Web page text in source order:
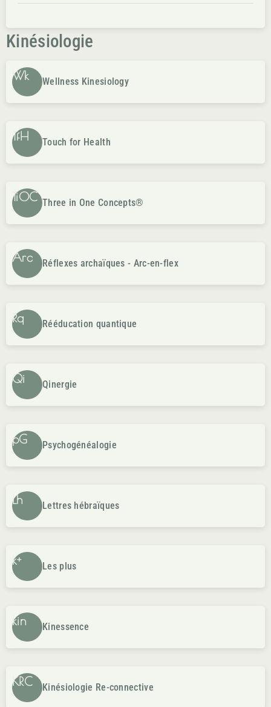
Kinésiologie
Wk Wellness Kinesiology
TfH Touch for Health
TiOC Three in One Concepts®
Arc Réflexes archaïques - Arc-en-flex
Rq Rééducation quantique
Qi Qinergie
pG Psychogénéalogie
Lh Lettres hébraïques
k+ Les plus
kin Kinessence
KRC Kinésiologie Re-connective
données du Yi King pour ramener l’équilibre dans le flux
vital, le Chi. Elle vous permettra aussi, grâce au test
fabrication, la distribution et l’utilisation de cette
énergie vitale. Vous pourrez ainsi, pour n’importe quel
rétablir le passage de l’information entre le physique et
le métaphysique. Dès le cours « Niveau 0 », vous aurez
un système ouvert permettant de s’auto équilibrer ; les
profondeurs du système dit « d’acupuncture ». Prérequis
: Avoir suivi le cours de Test Musculaire approfondi, 150
H dont les TFH 1 à 4 et une expérience dans la pratique
pour K.F.0, K.F 1, K.F.2, K.F.3.